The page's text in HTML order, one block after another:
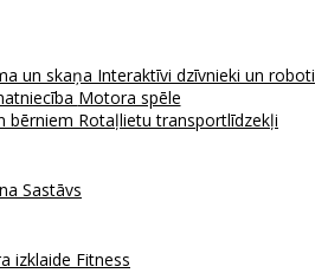
un skaņa Interaktīvi dzīvnieki un roboti
Motora spēle
bērniem Rotaļlietu transportlīdzekļi
Sastāvs
izklaide Fitness